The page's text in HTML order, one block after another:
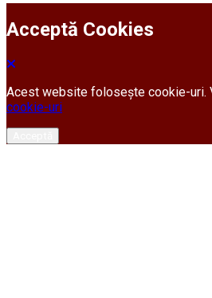
Acceptă Cookies
Acest website folosește cookie-uri.
cookie-uri